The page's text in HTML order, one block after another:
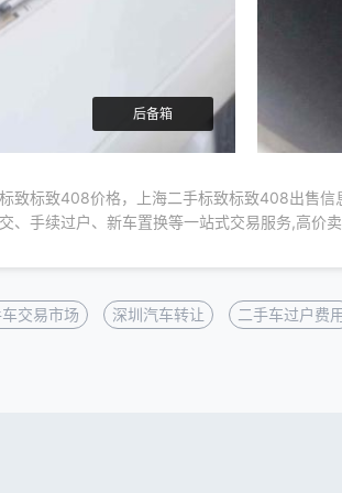
后备箱
致标致408价格，上海二手标致标致408出售信
、手续过户、新车置换等一站式交易服务,高价
交易市场 深圳汽车转让 二手车过户费